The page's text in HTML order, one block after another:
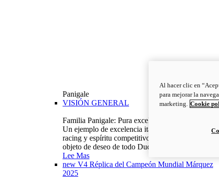
Panigale
VISIÓN GENERAL
Familia Panigale: Pura excelencia italiana.
Un ejemplo de excelencia italiana, con ADN
racing y espíritu competitivo: la Panigale es el
objeto de deseo de todo Ducatista.
Lee Mas
new V4 Réplica del Campeón Mundial Márquez
2025
Al hacer clic en
para mejorar la
marketing. Cookie